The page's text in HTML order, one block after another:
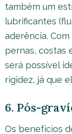
também um
lubrificantes
aderência.
pernas, costas
será possível
rigidez, já que
6. Pós-
Os benefícios